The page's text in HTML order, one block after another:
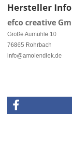
Hersteller
efco creative
Große Aumühle 10
76865 Rohrbach
info@amolendiek.de